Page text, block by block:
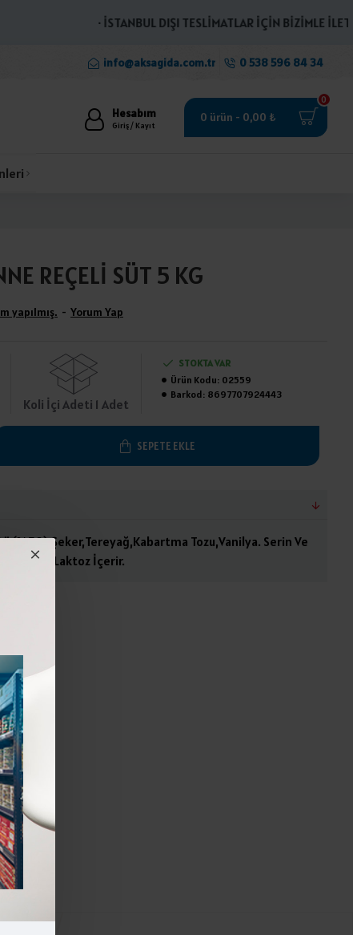
· İSTANBUL DIŞI TESLİMATLAR İÇİN BİZİMLE
info@aksagida.com.tr 0 538 596 84 34
Hesabım
Giriş / Kayıt
0 ürün - 0,00 ₺
0
REÇELİ SÜT 5 KG
yapılmış. - Yorum Yap
Koli İçi Adeti 1 Adet
STOKTA VAR
Ürün Kodu: 02559
Barkod: 8697707924443
SEPETE EKLE
(%50),Şeker,Tereyağ,Kabartma Tozu,Vanilya. Serin Ve
Ediniz.Laktoz İçerir.